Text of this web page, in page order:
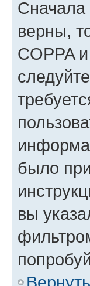
Сначала
верны,
COPPA
было
вы